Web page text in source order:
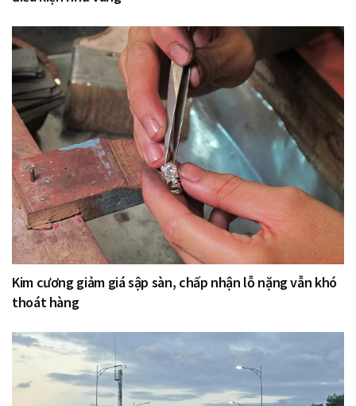
Kim cương giảm giá sập sàn, chấp nhận lỗ nặng vẫn khó
thoát hàng